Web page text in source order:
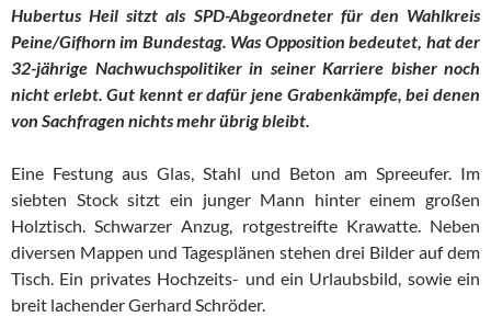
Hubertus Heil sitzt als SPD-Abgeordneter für den Wahlkreis
Peine/Gifhorn im Bundestag. Was Opposition bedeutet, hat der
32-jährige Nachwuchspolitiker in seiner Karriere bisher noch
nicht erlebt. Gut kennt er dafür jene Grabenkämpfe, bei denen
von Sachfragen nichts mehr übrig bleibt.
Eine Festung aus Glas, Stahl und Beton am Spreeufer. Im
siebten Stock sitzt ein junger Mann hinter einem großen
Holztisch. Schwarzer Anzug, rotgestreifte Krawatte. Neben
diversen Mappen und Tagesplänen stehen drei Bilder auf dem
Tisch. Ein privates Hochzeits- und ein Urlaubsbild, sowie ein
breit lachender Gerhard Schröder.